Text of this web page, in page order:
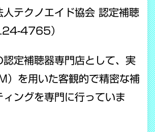
人テクノエイド協会 認定補聴
4765）
認定補聴器専門店として、実
）を用いた客観的で精密な補
ィングを専門に行っていま